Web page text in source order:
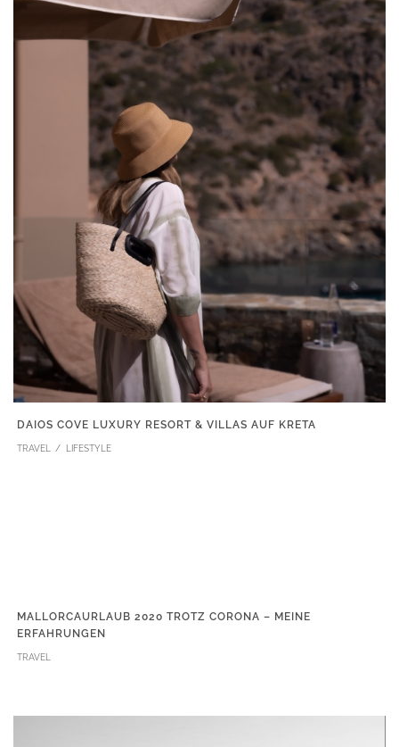
DAIOS COVE LUXURY RESORT & VILLAS AUF KRETA
TRAVEL LIFESTYLE
MALLORCAURLAUB 2020 TROTZ CORONA – MEINE
ERFAHRUNGEN
TRAVEL